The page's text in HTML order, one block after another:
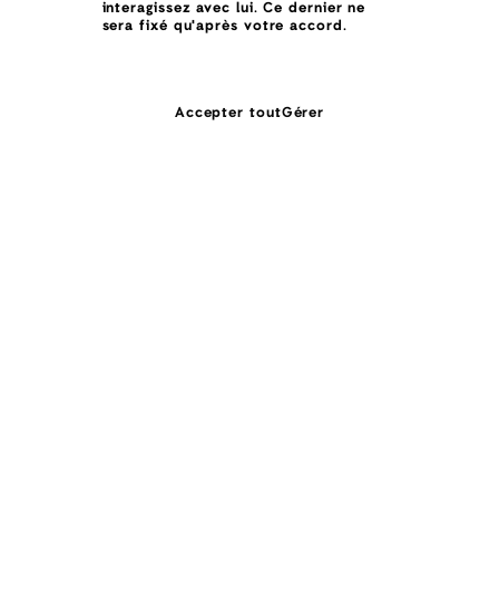
interagissez avec lui. Ce dernier ne
sera fixé qu'après votre accord.
Accepter toutGérer